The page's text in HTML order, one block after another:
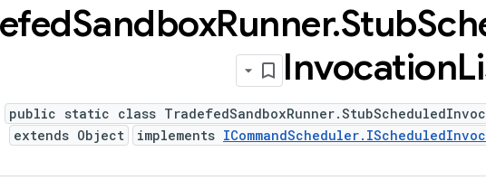
SandboxRunner.Stub
Invocation
public static class
extends Object
implements